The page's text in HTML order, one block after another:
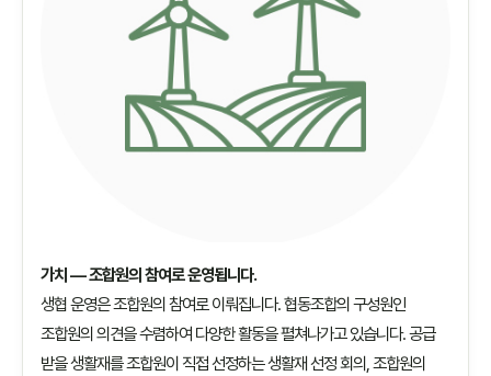
가치 — 조합원의 참여로 운영됩니다.
생협 운영은 조합원의 참여로 이뤄집니다. 협동조합의 구성원인
조합원의 의견을 수렴하여 다양한 활동을 펼쳐나가고 있습니다. 공급
받을 생활재를 조합원이 직접 선정하는 생활재 선정 회의, 조합원의